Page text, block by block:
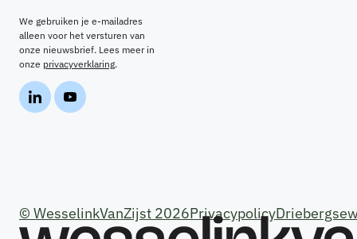
We gebruiken je e-mailadres
alleen voor het versturen van
onze nieuwsbrief. Lees meer in
onze privacyverklaring.
© WesselinkVanZijst 2026Privacypolicy